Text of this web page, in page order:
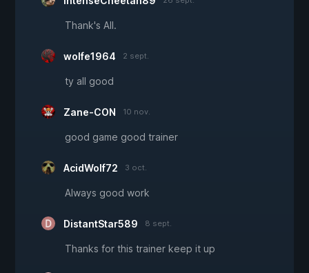
Thank's All.
wolfe1964 2 sept.
ty all good
Zane-CON 10 nov.
good game good trainer
AcidWolf72 3 oct.
Always good work
DistantStar589 8 sept.
Thanks for this trainer keep it up